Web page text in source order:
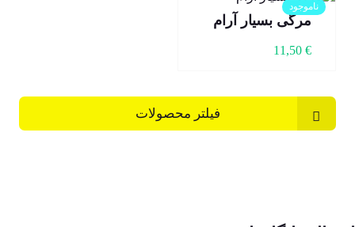
ناموجود
مرگی بسیار آرام
11,50 €
فیلتر محصولات